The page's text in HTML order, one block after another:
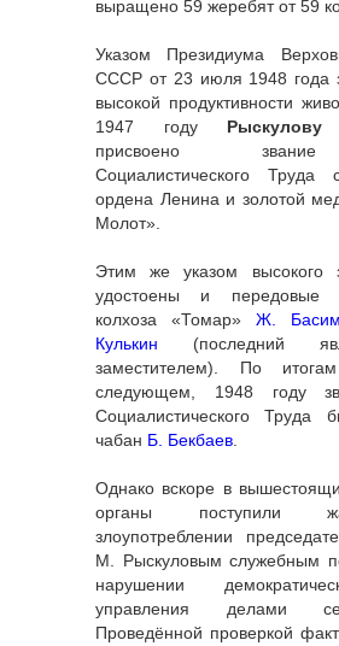
выращено 59 жеребят от 59
Указом Президиума
СССР от 23 июля 1948 года
высокой продуктивности
1947 году
присвоено
Социалистического Труда
ордена Ленина и золотой
Молот».
Этим же указом высокого
удостоены и передовые
колхоза «Томар» Ж.
Кулькин (последний
заместителем). По
следующем, 1948 году
Социалистического Труда
чабан Б. Бекбаев.
Однако вскоре в
органы поступили
злоупотреблении
М. Рыскуловым служебным
нарушении
управления делами
Проведённой проверкой